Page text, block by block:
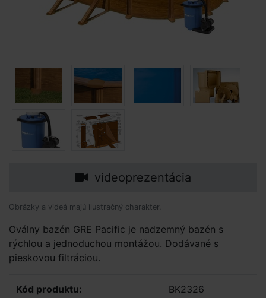
videoprezentácia
Obrázky a videá majú ilustračný charakter.
Oválny bazén GRE Pacific je nadzemný bazén s
rýchlou a jednoduchou montážou. Dodávané s
pieskovou filtráciou.
Kód produktu: BK2326